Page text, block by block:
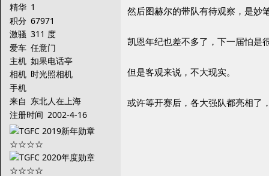
精华 1
积分 67971
激骚 311 度
爱车 任意门
主机 如果电话亭
相机 时光照相机
手机
来自 东北人在上海
注册时间 2002-4-16
然后图赫尔的带队有待观察，是妙
凯恩年纪也差不多了，下一届怕是
但是客观来说，不大现实。
或许等开赛后，各大强队都亮相了